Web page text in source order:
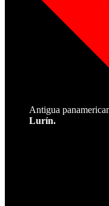
Antigua
Lurín.